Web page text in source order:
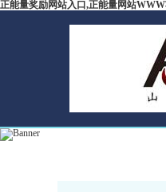
正能量奖励网站入口,正能量网站